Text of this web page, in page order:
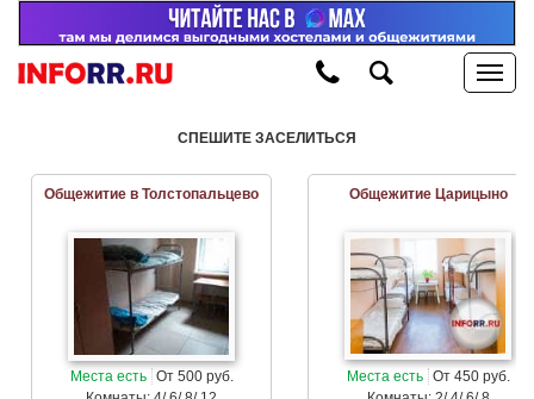
СПЕШИТЕ ЗАСЕЛИТЬСЯ
Общежитие в Толстопальцево
Места есть От 500 руб.
Общежитие Царицыно
Места есть От 450 руб.